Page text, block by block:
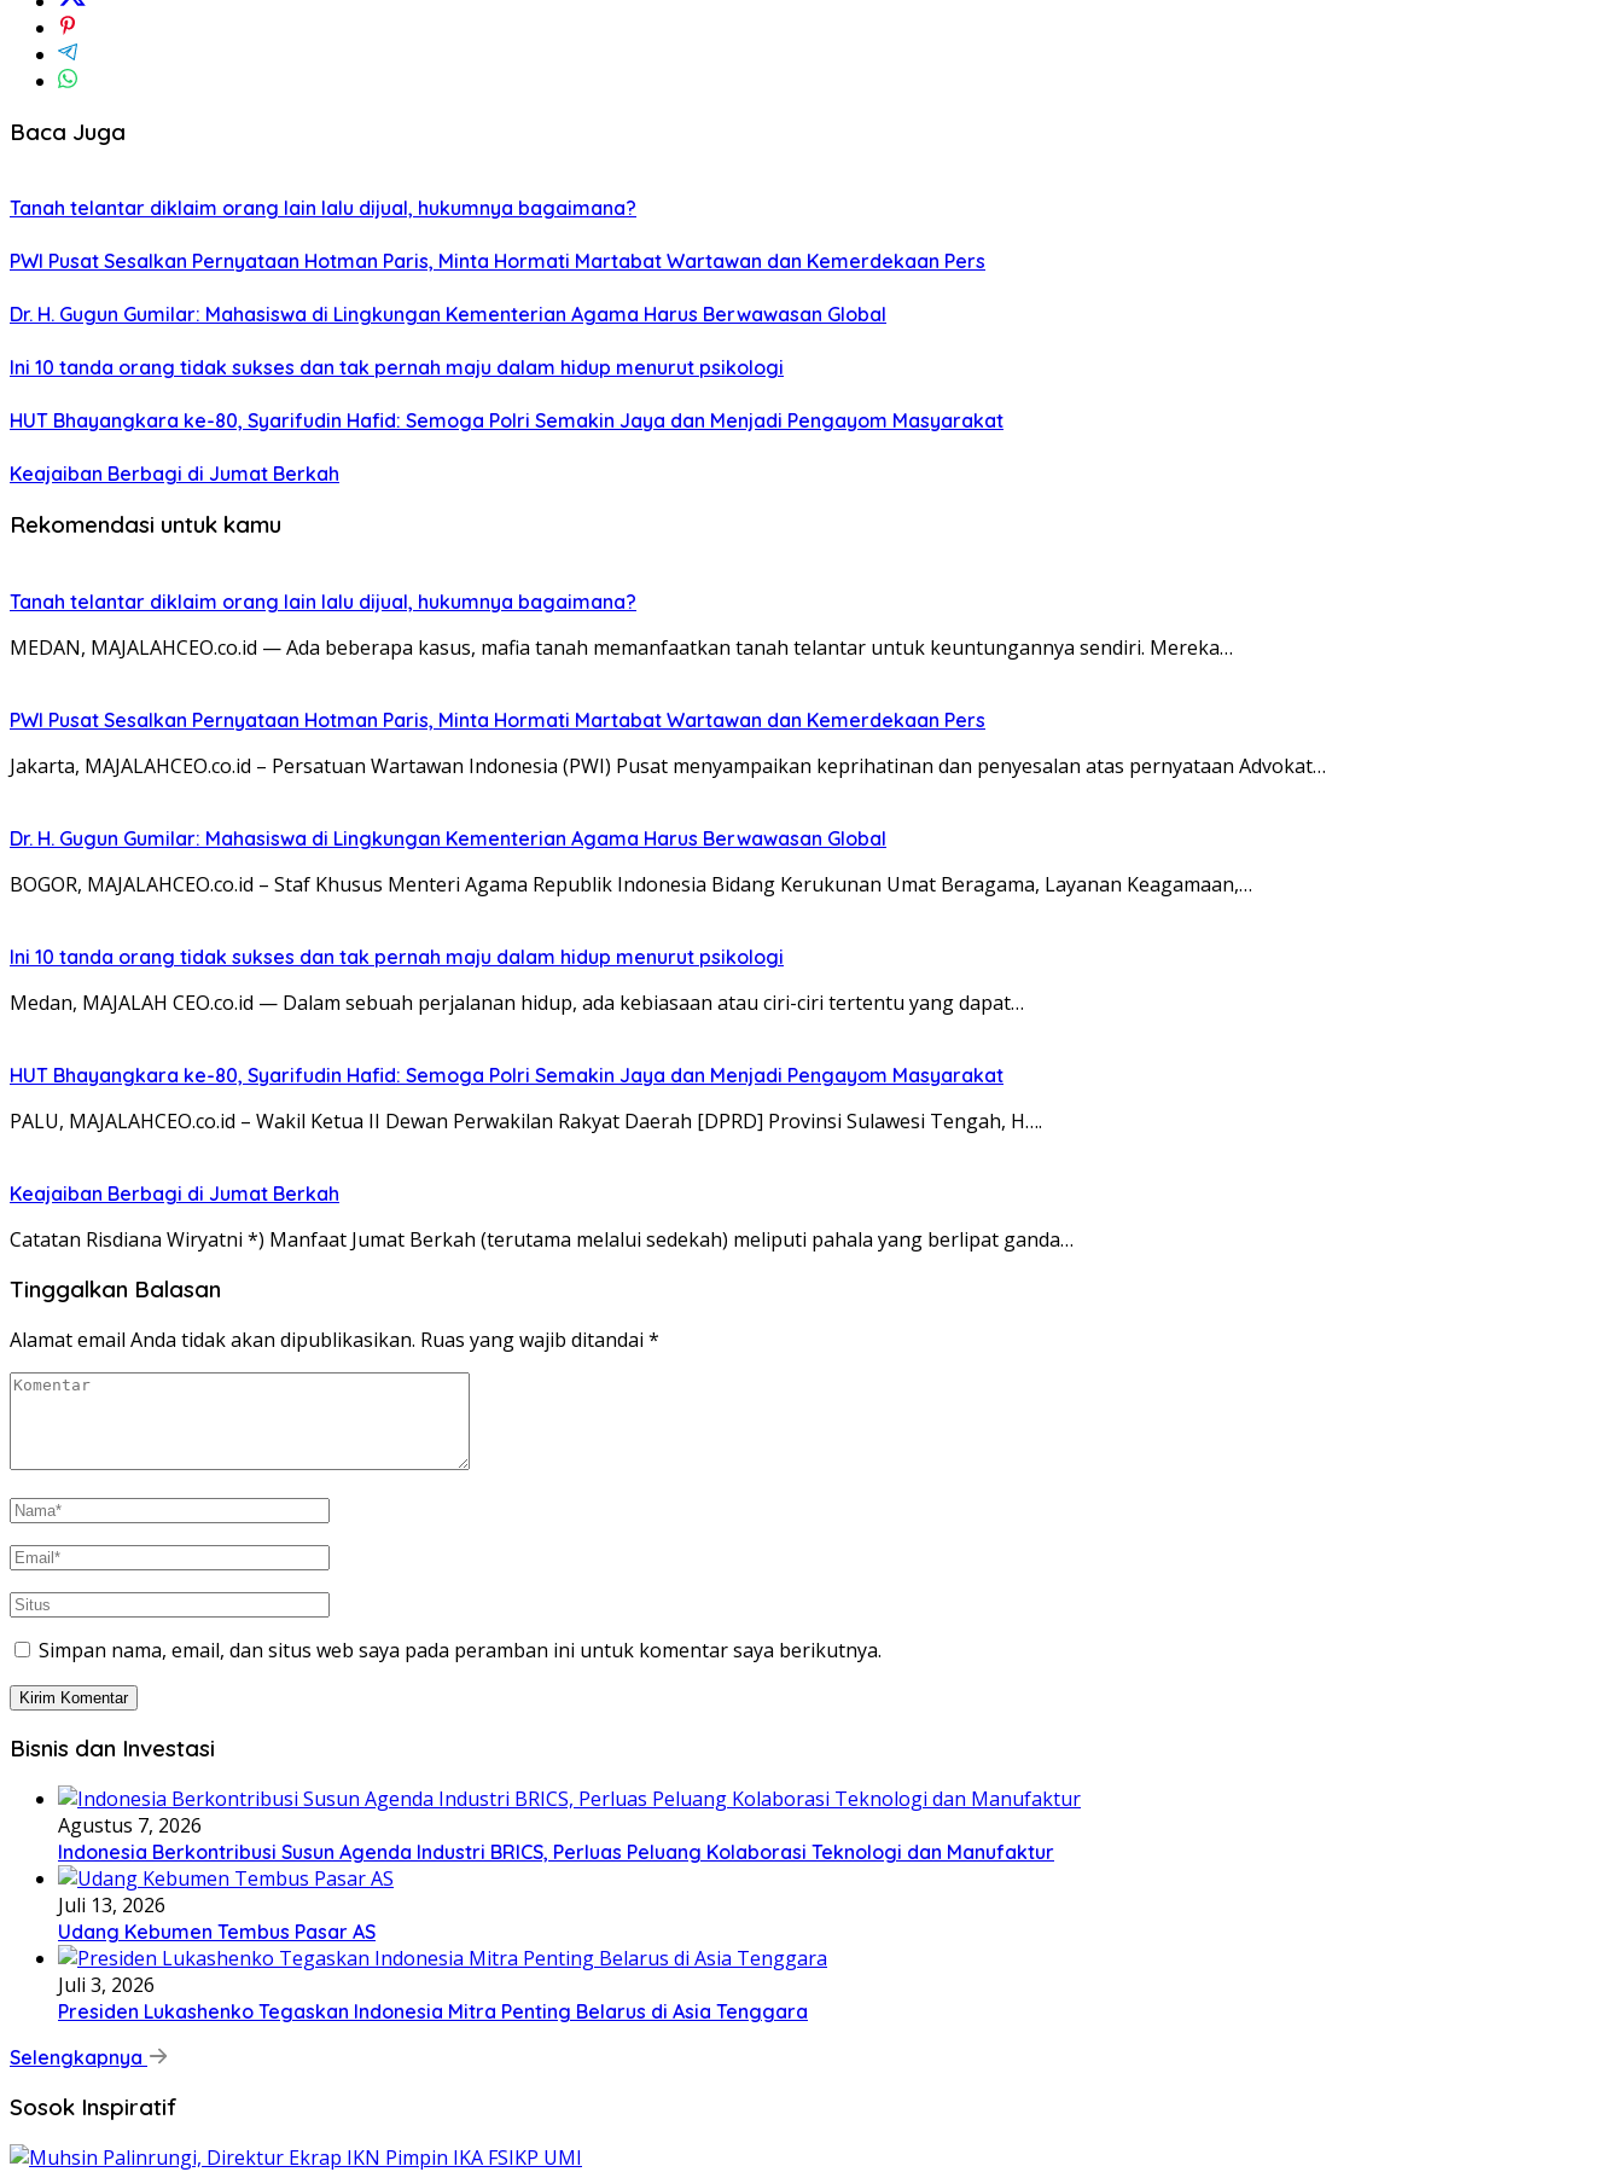
Baca Juga
Tanah telantar diklaim orang lain lalu dijual, hukumnya bagaimana?
PWI Pusat Sesalkan Pernyataan Hotman Paris, Minta Hormati Martabat Wartawan dan Kemerdekaan Pers
Dr. H. Gugun Gumilar: Mahasiswa di Lingkungan Kementerian Agama Harus Berwawasan Global
Ini 10 tanda orang tidak sukses dan tak pernah maju dalam hidup menurut psikologi
HUT Bhayangkara ke-80, Syarifudin Hafid: Semoga Polri Semakin Jaya dan Menjadi Pengayom Masyarakat
Keajaiban Berbagi di Jumat Berkah
Rekomendasi untuk kamu
Tanah telantar diklaim orang lain lalu dijual, hukumnya bagaimana?
MEDAN, MAJALAHCEO.co.id — Ada beberapa kasus, mafia tanah memanfaatkan tanah telantar untuk keuntungannya sendiri. Mereka…
PWI Pusat Sesalkan Pernyataan Hotman Paris, Minta Hormati Martabat Wartawan dan Kemerdekaan Pers
Jakarta, MAJALAHCEO.co.id – Persatuan Wartawan Indonesia (PWI) Pusat menyampaikan keprihatinan dan penyesalan atas pernyataan Advokat…
Dr. H. Gugun Gumilar: Mahasiswa di Lingkungan Kementerian Agama Harus Berwawasan Global
BOGOR, MAJALAHCEO.co.id – Staf Khusus Menteri Agama Republik Indonesia Bidang Kerukunan Umat Beragama, Layanan Keagamaan,…
Ini 10 tanda orang tidak sukses dan tak pernah maju dalam hidup menurut psikologi
Medan, MAJALAH CEO.co.id — Dalam sebuah perjalanan hidup, ada kebiasaan atau ciri-ciri tertentu yang dapat…
HUT Bhayangkara ke-80, Syarifudin Hafid: Semoga Polri Semakin Jaya dan Menjadi Pengayom Masyarakat
PALU, MAJALAHCEO.co.id – Wakil Ketua II Dewan Perwakilan Rakyat Daerah [DPRD] Provinsi Sulawesi Tengah, H….
Keajaiban Berbagi di Jumat Berkah
Catatan Risdiana Wiryatni *) Manfaat Jumat Berkah (terutama melalui sedekah) meliputi pahala yang berlipat ganda…
Tinggalkan Balasan
Alamat email Anda tidak akan dipublikasikan. Ruas yang wajib ditandai *
Simpan nama, email, dan situs web saya pada peramban ini untuk komentar saya berikutnya.
Bisnis dan Investasi
Agustus 7, 2026
Indonesia Berkontribusi Susun Agenda Industri BRICS, Perluas Peluang Kolaborasi Teknologi dan Manufaktur
Juli 13, 2026
Udang Kebumen Tembus Pasar AS
Juli 3, 2026
Presiden Lukashenko Tegaskan Indonesia Mitra Penting Belarus di Asia Tenggara
Selengkapnya
Sosok Inspiratif